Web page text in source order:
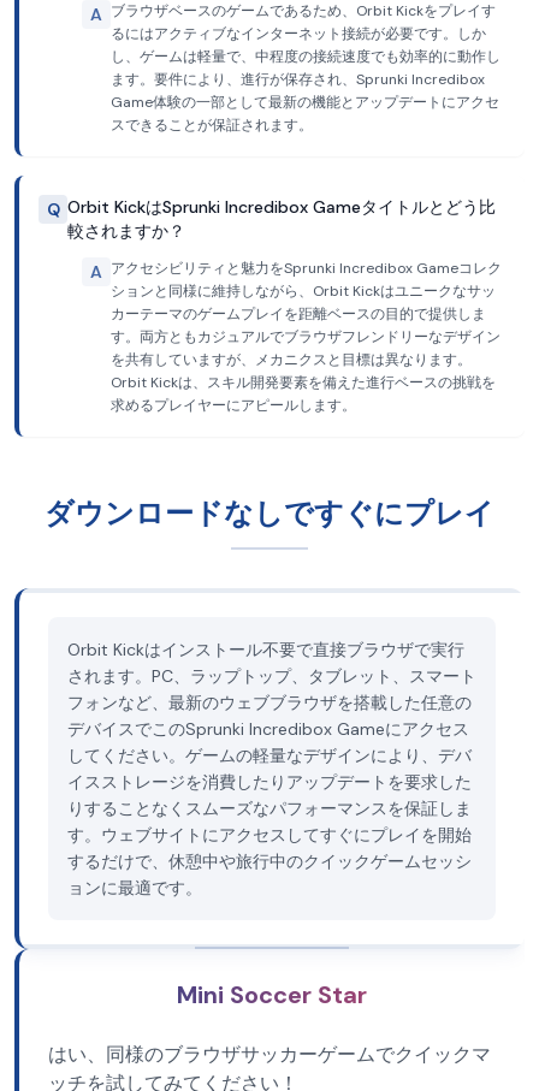
A ブラウザベースのゲームであるため、Orbit Kickをプレイす
るにはアクティブなインターネット接続が必要です。しか
し、ゲームは軽量で、中程度の接続速度でも効率的に動作し
ます。要件により、進行が保存され、Sprunki Incredibox
Game体験の一部として最新の機能とアップデートにアクセ
スできることが保証されます。
Q Orbit KickはSprunki Incredibox Gameタイトルとどう比
較されますか？
A アクセシビリティと魅力をSprunki Incredibox Gameコレク
ションと同様に維持しながら、Orbit Kickはユニークなサッ
カーテーマのゲームプレイを距離ベースの目的で提供しま
す。両方ともカジュアルでブラウザフレンドリーなデザイン
を共有していますが、メカニクスと目標は異なります。
Orbit Kickは、スキル開発要素を備えた進行ベースの挑戦を
求めるプレイヤーにアピールします。
ダウンロードなしですぐにプレイ
Orbit Kickはインストール不要で直接ブラウザで実行
されます。PC、ラップトップ、タブレット、スマート
フォンなど、最新のウェブブラウザを搭載した任意の
デバイスでこのSprunki Incredibox Gameにアクセス
してください。ゲームの軽量なデザインにより、デバ
イスストレージを消費したりアップデートを要求した
りすることなくスムーズなパフォーマンスを保証しま
す。ウェブサイトにアクセスしてすぐにプレイを開始
するだけで、休憩中や旅行中のクイックゲームセッシ
ョンに最適です。
Mini Soccer Star
はい、同様のブラウザサッカーゲームでクイックマ
ッチを試してみてください！